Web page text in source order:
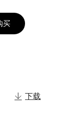
买
下载